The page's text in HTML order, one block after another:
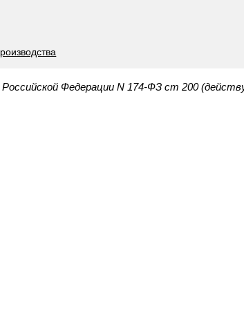
Российской Федерации N 174-ФЗ ст 200